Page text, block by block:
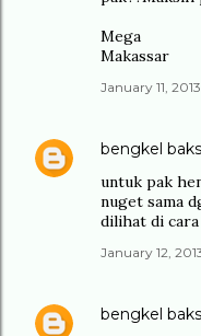
Mega
Makassar
January 11, 2013
bengkel
untuk pak
nuget sama
dilihat di
January 12,
bengkel